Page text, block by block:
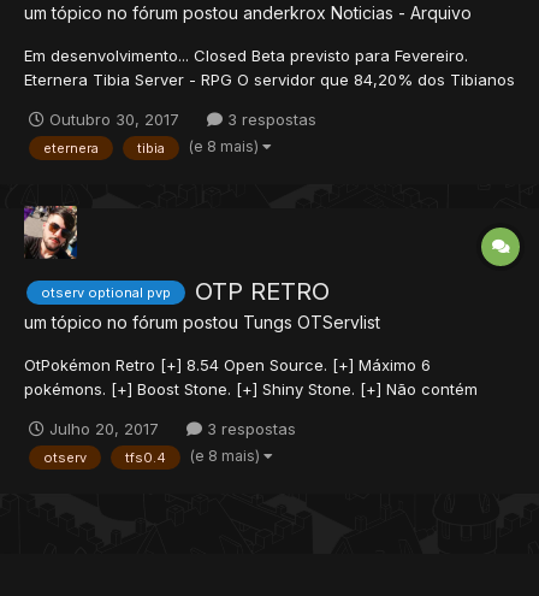
um tópico no fórum postou anderkrox Noticias - Arquivo
Em desenvolvimento... Closed Beta previsto para Fevereiro.
Eternera Tibia Server - RPG O servidor que 84,20% dos Tibianos
Eternera Tibia Server é um servidor de Tibia que dá ao jogador
a oportunidade de aventurar...
Outubro 30, 2017 3 respostas
eternera tibia (e 8 mais)
otserv optional pvp OTP RETRO
um tópico no fórum postou Tungs OTServlist
OtPokémon Retro [+] 8.54 Open Source. [+] Máximo 6
pokémons. [+] Boost Stone. [+] Shiny Stone. [+] Não contém
Continentes: Kanto/Hoenn/Vip/johto. [+] Até a 4ª Geração e
seus respectivos shinys....
Julho 20, 2017 3 respostas
otserv tfs0.4 (e 8 mais)